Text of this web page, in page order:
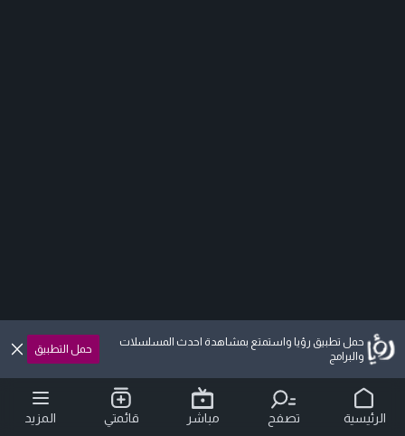
حمل تطبيق رؤيا واستمتع بمشاهدة احدث المسلسلات
والبرامج
حمل التطبيق
الرئيسية تصفح مباشر قائمتي المزيد